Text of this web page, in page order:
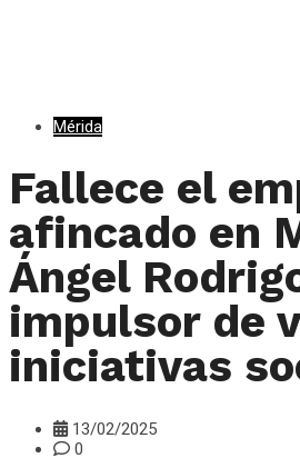
Mérida
Fallece el
afincado en
Ángel
impulsor de
iniciativas
13/02/2025
0